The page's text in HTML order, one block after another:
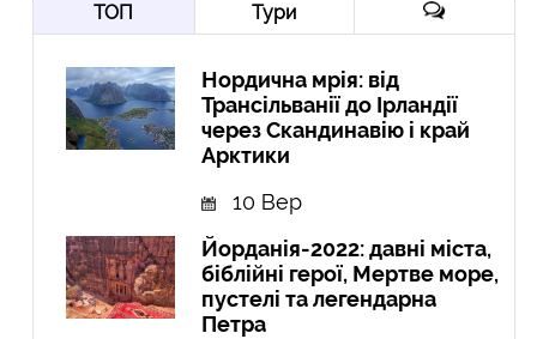
ТОП Тури
Нордична мрія: від
Трансільванії до Ірландії
через Скандинавію і край
Арктики
10 Вер
Йорданія-2022: давні міста,
біблійні герої, Мертве море,
пустелі та легендарна
Петра